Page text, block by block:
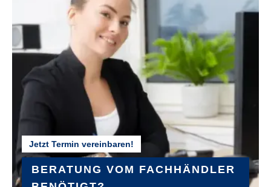
ca. 21,97 kg (ohne Akku)
GÄNGE :
KURBELGARNITUR :
LENKER :
BULLS Sport-SL double butted Riserbar
Jetzt Termin vereinbaren!
BERATUNG VOM FACHHÄNDLER